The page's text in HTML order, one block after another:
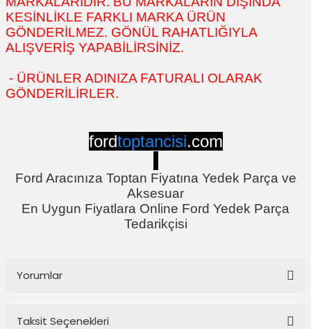
KESİNLİKLE FARKLI MARKA ÜRÜN
GÖNDERİLMEZ. GÖNÜL RAHATLIĞIYLA
ALIŞVERİŞ YAPABİLİRSİNİZ.
- ÜRÜNLER ADINIZA FATURALI OLARAK
GÖNDERİLİRLER.
fordtoptancisi.com
Ford Aracınıza Toptan Fiyatına Yedek Parça ve
Aksesuar
En Uygun Fiyatlara Online Ford Yedek Parça
Tedarikçisi
Yorumlar
Taksit Seçenekleri